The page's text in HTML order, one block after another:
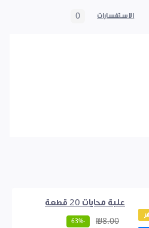
الاستفسارات 0
علبة محايات 20 قطعة
₪8.00
-63%